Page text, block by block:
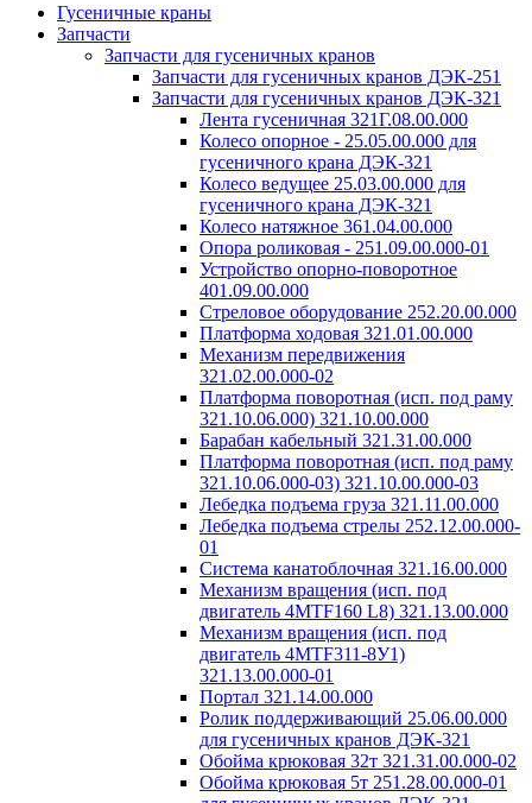
Гусеничные краны
Запчасти
Запчасти для гусеничных кранов
Запчасти для гусеничных кранов ДЭК-251
Запчасти для гусеничных кранов ДЭК-321
Лента гусеничная 321Г.08.00.000
Колесо опорное - 25.05.00.000 для
гусеничного крана ДЭК-321
Колесо ведущее 25.03.00.000 для
гусеничного крана ДЭК-321
Колесо натяжное 361.04.00.000
Опора роликовая - 251.09.00.000-01
Устройство опорно-поворотное
401.09.00.000
Стреловое оборудование 252.20.00.000
Платформа ходовая 321.01.00.000
Механизм передвижения
321.02.00.000-02
Платформа поворотная (исп. под раму
321.10.06.000) 321.10.00.000
Барабан кабельный 321.31.00.000
Платформа поворотная (исп. под раму
321.10.06.000-03) 321.10.00.000-03
Лебедка подъема груза 321.11.00.000
Лебедка подъема стрелы 252.12.00.000-
01
Система канатоблочная 321.16.00.000
Механизм вращения (исп. под
двигатель 4MTF160 L8) 321.13.00.000
Механизм вращения (исп. под
двигатель 4MTF311-8У1)
321.13.00.000-01
Портал 321.14.00.000
Ролик поддерживающий 25.06.00.000
для гусеничных кранов ДЭК-321
Обойма крюковая 32т 321.31.00.000-02
Обойма крюковая 5т 251.28.00.000-01